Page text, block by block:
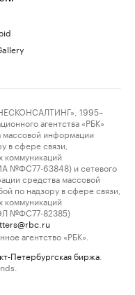
1995–
агентства «РБК»
массовой информации
в сфере связи,
коммуникаций
№ФС77-63848) и сетевого
средства массовой
по надзору в сфере связи,
коммуникаций
№ФС77-82385)
агентство «РБК».
Петербургская биржа